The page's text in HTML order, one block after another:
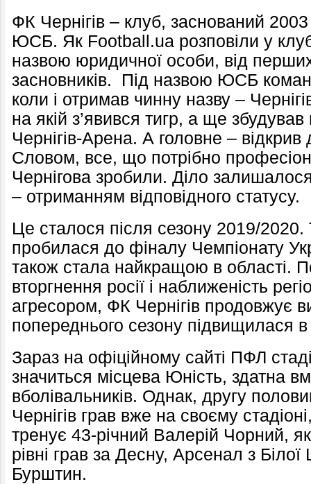
ФК Чернігів – клуб, заснований 2003
ЮСБ. Як Football.ua розповіли у
назвою юридичної особи, від перших
засновників. Під назвою ЮСБ
коли і отримав чинну назву –
на якій з’явився тигр, а ще
Чернігів-Арена. А головне –
Словом, все, що потрібно
Чернігова зробили. Діло
– отриманням відповідного статусу.
Це сталося після сезону 2019/
пробилася до фіналу Чемпіонату
також стала найкращою в області.
вторгнення росії і наближеність
агресором, ФК Чернігів продовжує
попереднього сезону підвищилася в
Зараз на офіційному сайті ПФЛ
значиться місцева Юність, здатна
вболівальників. Однак, другу
Чернігів грав вже на своєму
тренує 43-річний Валерій Чорний,
рівні грав за Десну, Арсенал з
Бурштин.